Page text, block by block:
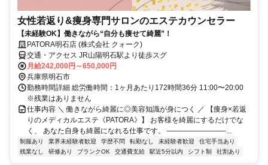
女性若返り&痩身専門サロンのエステカウンセラー
【未経験OK】働きながら“自分も痩せて綺麗”！
PATORA明石店 (株式会社 クォーク)
交通・アクセス JR山陽明石駅より徒歩スグ
月給242,000円～650,000円
兵庫県明石市
勤務時間詳細 総労働時間：1ヶ月あたり172時間36分 11:00〜20:00
※残業はありません
仕事内容 ＼ 働きながら綺麗に◎美容知識が身につく ／ 【痩身×若返
りのメディカルエステ《PATORA》】 お客様を綺麗にするだけでな
く、 あなた自身も綺麗になれる仕事です。 ───────────...
制服あり 業界未経験者歓迎 学歴不問 転勤なし 未経験者歓迎
住宅手当あり
残業なし
研修あり ブランクOK 交通費支給 駅近5分以内 シフト制 社割あり